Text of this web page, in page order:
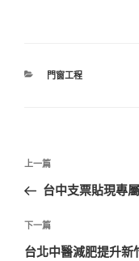
分
門窗工程
文
導
覽
上
一
文
章
上一篇
台中支票貼現專
下
一
下一篇
台北中醫減肥提升